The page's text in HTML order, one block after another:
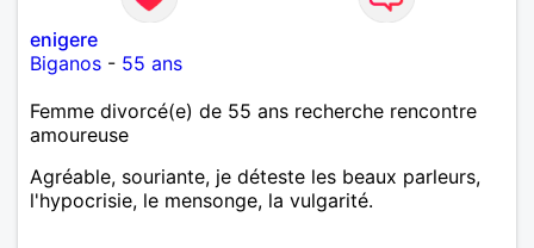
enigere
Biganos - 55 ans
Femme divorcé(e) de 55 ans recherche rencontre
amoureuse
Agréable, souriante, je déteste les beaux parleurs,
l'hypocrisie, le mensonge, la vulgarité.